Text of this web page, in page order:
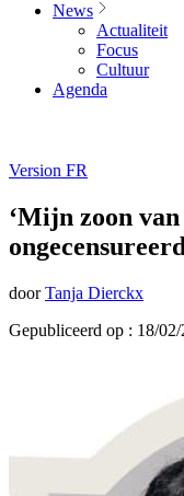
News
Actualiteit
Focus
Cultuur
Agenda
Version FR
‘Mijn zoon
door Tanja Dierckx
Gepubliceerd op : 18/